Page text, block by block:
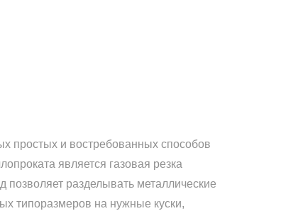
простых и востребованных способов
является газовая резка
позволяет разделывать металлические
типоразмеров на нужные куски,